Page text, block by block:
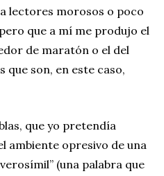
lectores morosos o poco
que a mí me produjo el
de maratón o el del
que son, en este caso,
que yo pretendía
ambiente opresivo de una
(una palabra que